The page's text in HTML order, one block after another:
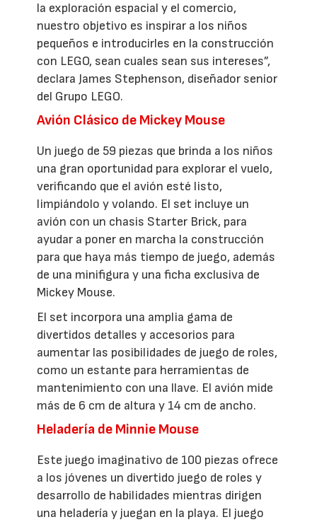
la exploración espacial y el comercio,
nuestro objetivo es inspirar a los niños
pequeños e introducirles en la construcción
con LEGO, sean cuales sean sus intereses”,
declara James Stephenson, diseñador senior
del Grupo LEGO.
Avión Clásico de Mickey Mouse
Un juego de 59 piezas que brinda a los niños
una gran oportunidad para explorar el vuelo,
verificando que el avión esté listo,
limpiándolo y volando. El set incluye un
avión con un chasis Starter Brick, para
ayudar a poner en marcha la construcción
para que haya más tiempo de juego, además
de una minifigura y una ficha exclusiva de
Mickey Mouse.
El set incorpora una amplia gama de
divertidos detalles y accesorios para
aumentar las posibilidades de juego de roles,
como un estante para herramientas de
mantenimiento con una llave. El avión mide
más de 6 cm de altura y 14 cm de ancho.
Heladería de Minnie Mouse
Este juego imaginativo de 100 piezas ofrece
a los jóvenes un divertido juego de roles y
desarrollo de habilidades mientras dirigen
una heladería y juegan en la playa. El juego